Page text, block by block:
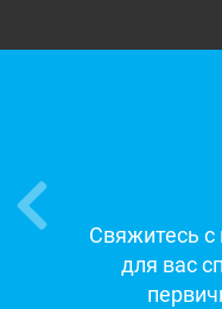
Свяжитесь
для вас